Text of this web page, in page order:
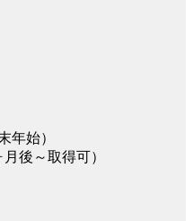
年始）
後～取得可）